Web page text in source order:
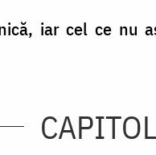
iar cel ce nu